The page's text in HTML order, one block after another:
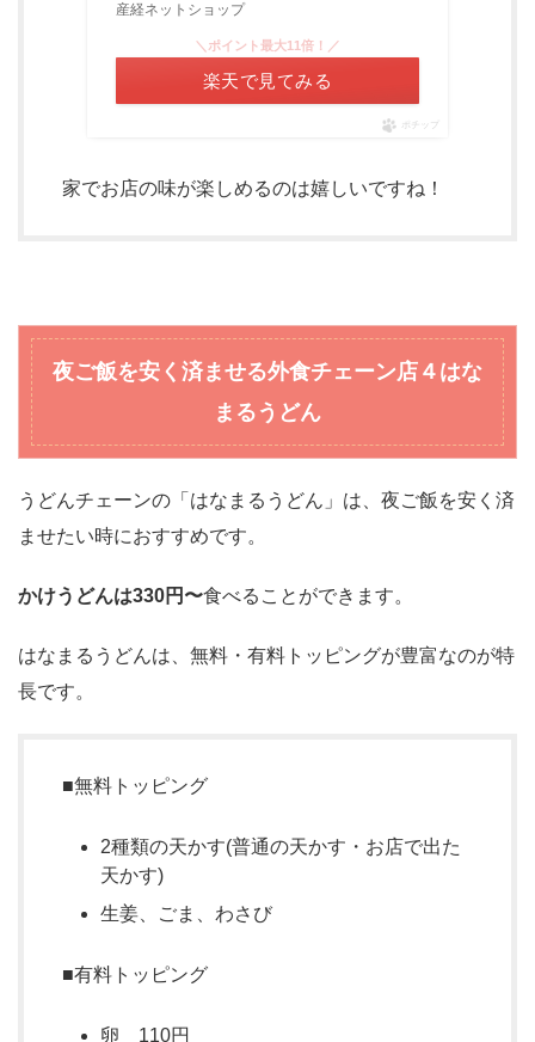
産経ネットショップ
＼ポイント最大11倍！／
楽天で見てみる
ポチップ
家でお店の味が楽しめるのは嬉しいですね！
夜ご飯を安く済ませる外食チェーン店 ４はな
まるうどん
うどんチェーンの「はなまるうどん」は、夜ご飯を安く済
ませたい時におすすめです。
かけうどんは330円〜食べることができます。
はなまるうどんは、無料・有料トッピングが豊富なのが特
長です。
■無料トッピング
2種類の天かす(普通の天かす・お店で出た
天かす)
生姜、ごま、わさび
■有料トッピング
卵 110円